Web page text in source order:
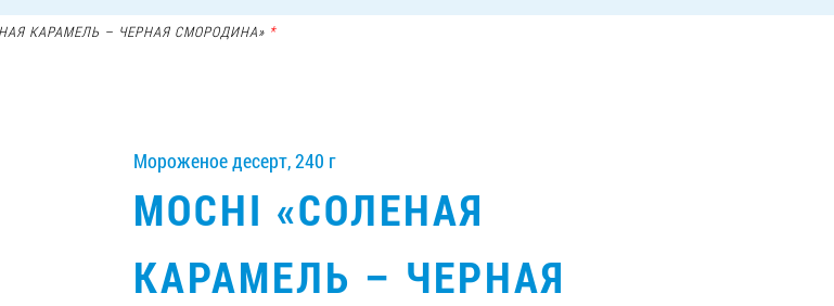
КАРАМЕЛЬ – ЧЕРНАЯ СМОРОДИНА» *
Мороженое десерт, 240 г
MOCHI «СОЛЕНАЯ
КАРАМЕЛЬ – ЧЕРНАЯ